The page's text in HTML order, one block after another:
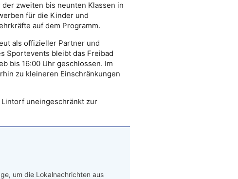
zweiten bis neunten Klassen in
für die Kinder und
auf dem Programm.
als offizieller Partner und
Sportevents bleibt das Freibad
bis 16:00 Uhr geschlossen. Im
zu kleineren Einschränkungen
uneingeschränkt zur
um die Lokalnachrichten aus